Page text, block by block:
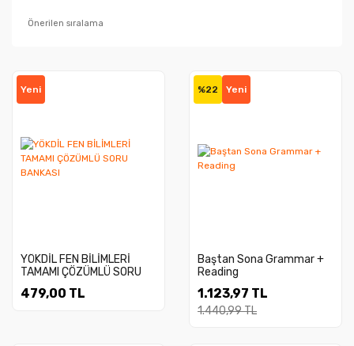
Yeni
YÖKDİL FEN BİLİMLERİ
TAMAMI ÇÖZÜMLÜ SORU
479,00 TL
%22 Yeni
Baştan Sona Grammar +
Reading
1.123,97 TL
1.440,99 TL